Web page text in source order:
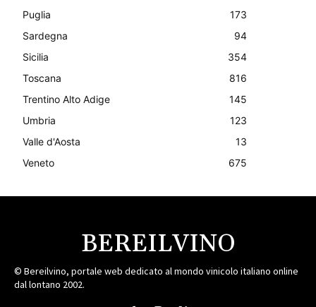
Puglia
173
Sardegna
94
Sicilia
354
Toscana
816
Trentino Alto Adige
145
Umbria
123
Valle d'Aosta
13
Veneto
675
BEREILVINO
© Bereilvino, portale web dedicato al mondo vinicolo italiano online
dal lontano 2002.